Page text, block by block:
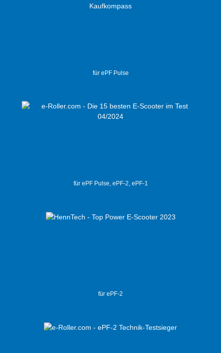
für ePF Pulse
für ePF Pulse, ePF-2, ePF-1
für ePF-2